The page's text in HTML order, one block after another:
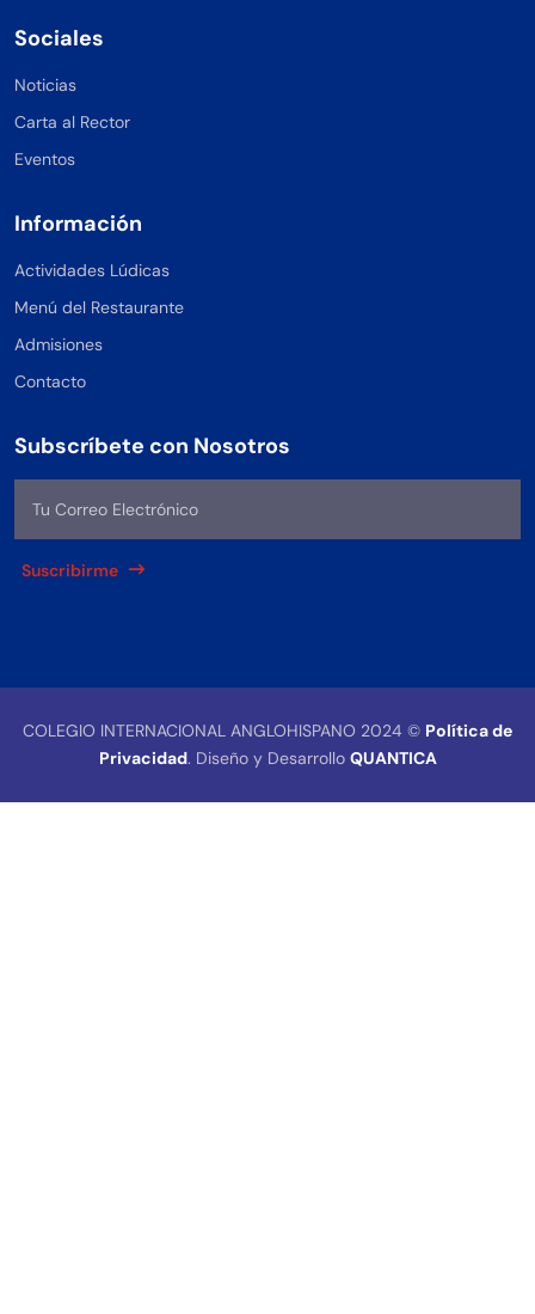
Sociales
Noticias
Carta al Rector
Eventos
Información
Actividades Lúdicas
Menú del Restaurante
Admisiones
Contacto
Subscríbete con Nosotros
Suscribirme
COLEGIO INTERNACIONAL ANGLOHISPANO 2024 © Política de
Privacidad. Diseño y Desarrollo QUANTICA